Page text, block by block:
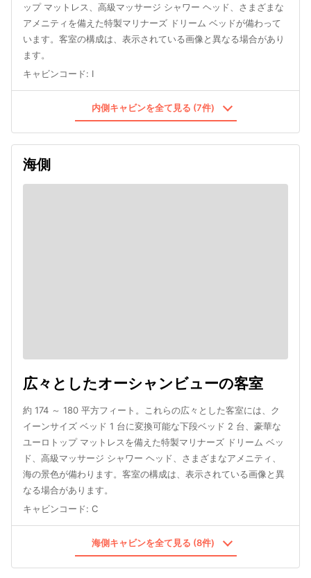
ップ マットレス、高級マッサージ シャワー ヘッド、さまざまな
アメニティを備えた特製マリナーズ ドリーム ベッドが備わって
います。客室の構成は、表示されている画像と異なる場合があり
ます。
キャビンコード: I
内側キャビンを全て見る (7件)
海側
広々としたオーシャンビューの客室
約 174 ～ 180 平方フィート。これらの広々とした客室には、ク
イーンサイズ ベッド 1 台に変換可能な下段ベッド 2 台、豪華な
ユーロトップ マットレスを備えた特製マリナーズ ドリーム ベッ
ド、高級マッサージ シャワー ヘッド、さまざまなアメニティ、
海の景色が備わります。客室の構成は、表示されている画像と異
なる場合があります。
キャビンコード: C
海側キャビンを全て見る (8件)